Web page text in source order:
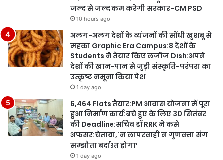
जल्द से जल्द कम करेगी सरकार-CM PSD
10 hours ago
अलग-अलग देशों के व्यंजनों की सोंधी खुशबू से
महका Graphic Era Campus:8 देशों के
Students ने तैयार किए लजीज Dish:अपने
देशों की खान-पान से जुड़ी संस्कृति-परंपरा का
उत्कृष्ट नमूना किया पेश
1 day ago
6,464 Flats तैयार:PM आवास योजना में पूरा
हुआ निर्माण कार्य:बचे हुए के लिए 30 सितंबर
की Deadline:सचिव डॉ RRK ने कसे
अफसर:चेताया,`न लापरवाही न गुणवत्ता संग
सम्झौता बर्दाश्त होगा’
1 day ago